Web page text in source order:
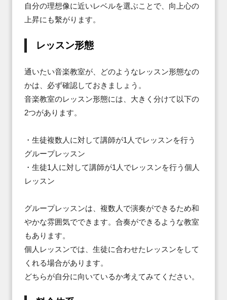
自分の理想像に近いレベルを選ぶことで、向上心の
上昇にも繫がります。
レッスン形態
通いたい音楽教室が、どのようなレッスン形態なの
かは、必ず確認しておきましょう。
音楽教室のレッスン形態には、大きく分けて以下の
2つがあります。
・生徒複数人に対して講師が1人でレッスンを行う
グループレッスン
・生徒1人に対して講師が1人でレッスンを行う個人
レッスン
グループレッスンは、複数人で演奏ができるため和
やかな雰囲気でできます。合奏ができるような教室
もあります。
個人レッスンでは、生徒に合わせたレッスンをして
くれる場合があります。
どちらが自分に向いているか考えてみてください。